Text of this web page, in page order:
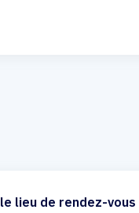
lieu de rendez-vous